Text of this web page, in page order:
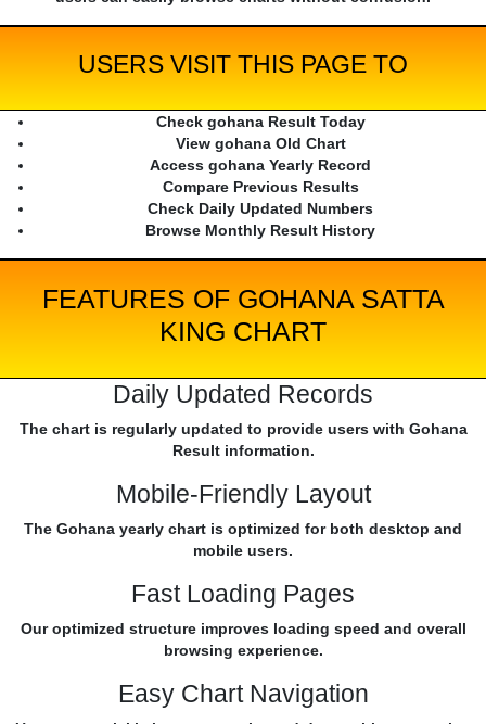
USERS VISIT THIS PAGE TO
Check gohana Result Today
View gohana Old Chart
Access gohana Yearly Record
Compare Previous Results
Check Daily Updated Numbers
Browse Monthly Result History
FEATURES OF GOHANA SATTA
KING CHART
Daily Updated Records
The chart is regularly updated to provide users with Gohana
Result information.
Mobile-Friendly Layout
The Gohana yearly chart is optimized for both desktop and
mobile users.
Fast Loading Pages
Our optimized structure improves loading speed and overall
browsing experience.
Easy Chart Navigation